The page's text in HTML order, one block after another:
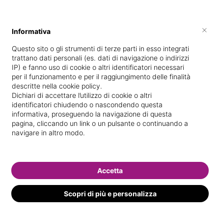
Specializzata inTrattamenti corpo
Vedi le informazioni di lisa
Informativa
Questo sito o gli strumenti di terze parti in esso integrati
trattano dati personali (es. dati di navigazione o indirizzi
IP) e fanno uso di cookie o altri identificatori necessari
per il funzionamento e per il raggiungimento delle finalità
descritte nella cookie policy.
Dichiari di accettare l’utilizzo di cookie o altri
identificatori chiudendo o nascondendo questa
informativa, proseguendo la navigazione di questa
pagina, cliccando un link o un pulsante o continuando a
navigare in altro modo.
Scopri di più e personalizza
Accetta
×